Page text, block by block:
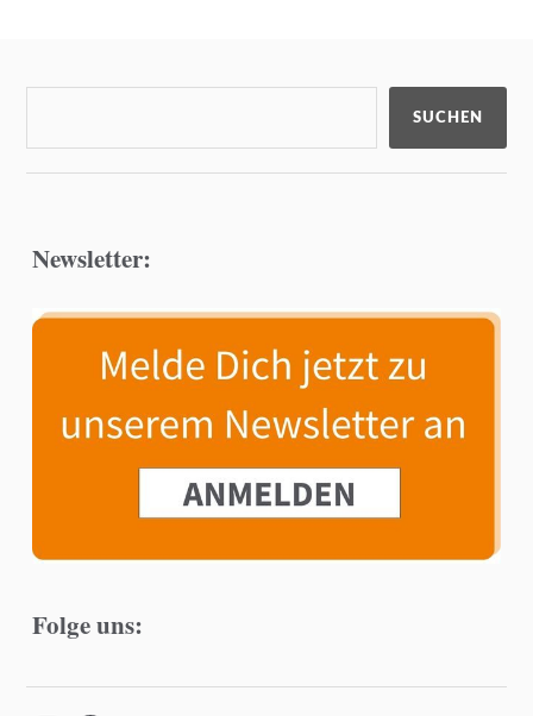
SUCHEN
Newsletter:
Folge uns: